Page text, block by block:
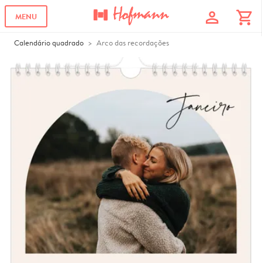
MENU profile shopping_cart
Calendário quadrado Arco das recordações